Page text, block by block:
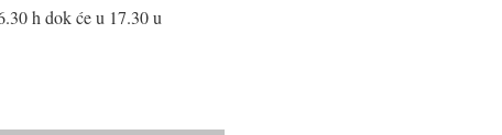
h dok će u 17.30 u